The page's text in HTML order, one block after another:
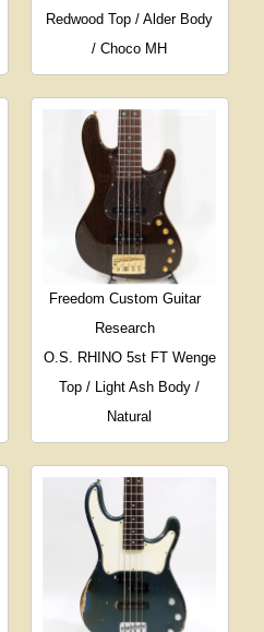
Redwood Top / Alder Body
/ Choco MH
Freedom Custom Guitar
Research
O.S. RHINO 5st FT Wenge
Top / Light Ash Body /
Natural